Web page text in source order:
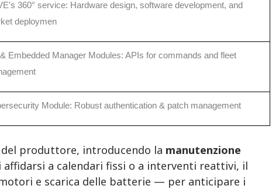
360° service: Hardware design, software development, and
deploymen
& Embedded Manager Modules: APIs for commands and fleet
Module: Robust authentication & patch management
produttore, introducendo la manutenzione
affidarsi a calendari fissi o a interventi reattivi, il
e scarica delle batterie — per anticipare i